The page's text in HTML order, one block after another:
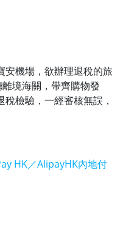
安機場，欲辦理退稅的旅
境海關，帶齊購物發
檢驗，一經審核無誤，
HK／AlipayHK內地付